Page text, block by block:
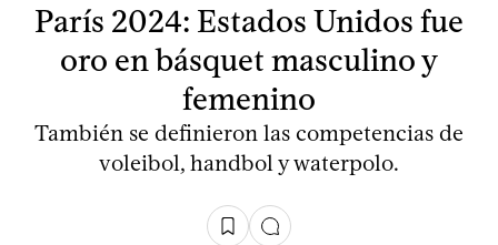
París 2024: Estados Unidos fue
oro en básquet masculino y
femenino
También se definieron las competencias de
voleibol, handbol y waterpolo.